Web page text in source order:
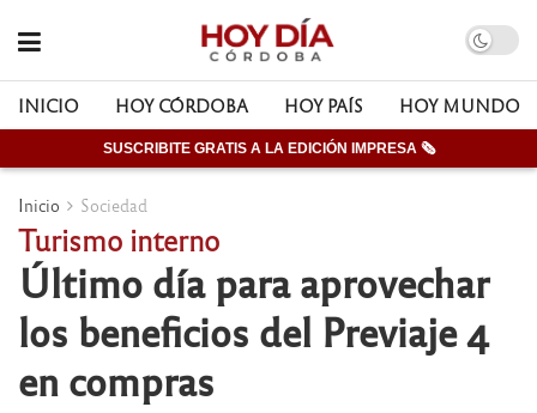
INICIO HOY CÓRDOBA HOY PAÍS HOY MUNDO
SUSCRIBITE GRATIS A LA EDICIÓN IMPRESA 🗞
Inicio Sociedad
Turismo interno
Último día para aprovechar
los beneficios del Previaje 4
en compras